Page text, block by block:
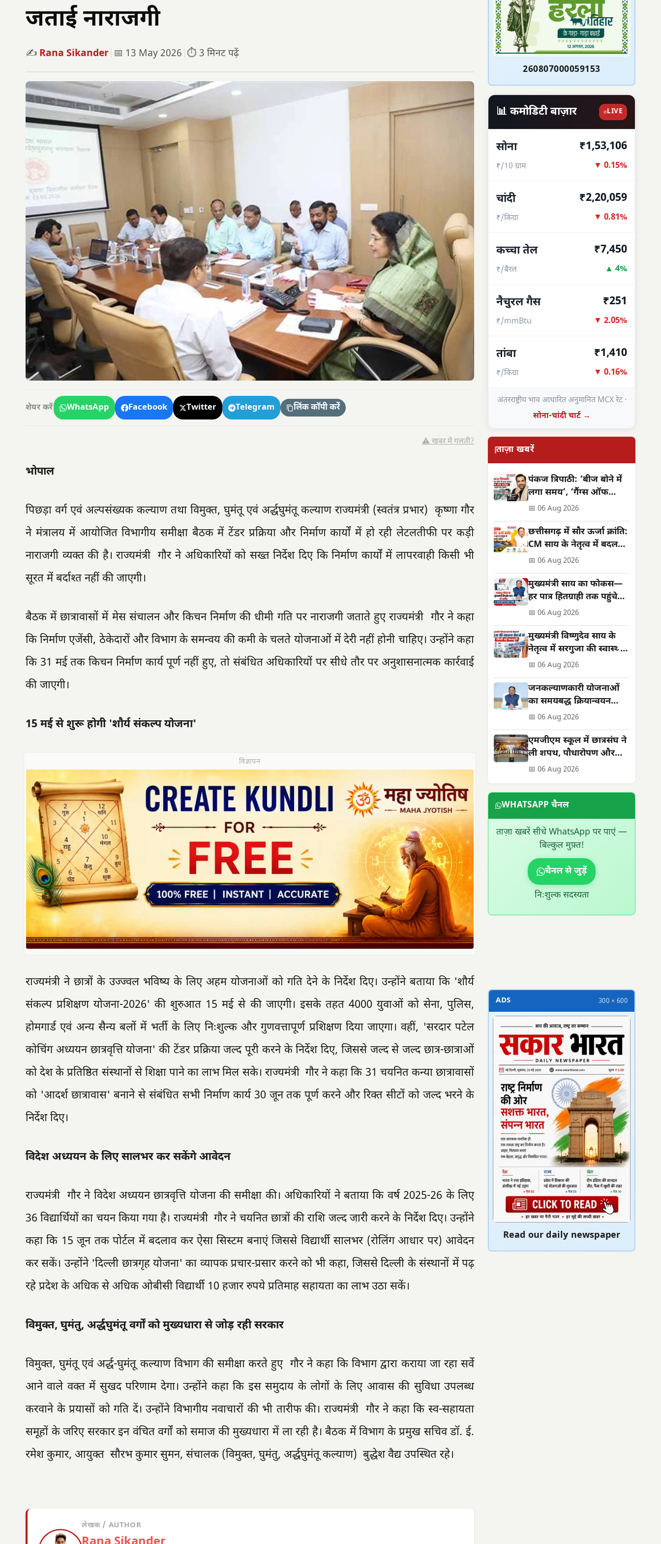
जताई नाराजगी
✍️ Rana Sikander 📅 13 May 2026 ⏱️ 3 मिनट पढ़ें
शेयर करें WhatsApp Facebook Twitter Telegram लिंक कॉपी करें
⚠️ खबर में गलती?
भोपाल
पिछड़ा वर्ग एवं अल्पसंख्यक कल्याण तथा विमुक्त, घुमंतू एवं अर्द्धघुमंतू कल्याण राज्यमंत्री (स्वतंत्र प्रभार) कृष्णा गौर
ने मंत्रालय में आयोजित विभागीय समीक्षा बैठक में टेंडर प्रक्रिया और निर्माण कार्यों में हो रही लेटलतीफी पर कड़ी
नाराजगी व्यक्त की है। राज्यमंत्री गौर ने अधिकारियों को सख्त निर्देश दिए कि निर्माण कार्यों में लापरवाही किसी भी
सूरत में बर्दाश्त नहीं की जाएगी।
बैठक में छात्रावासों में मेस संचालन और किचन निर्माण की धीमी गति पर नाराजगी जताते हुए राज्यमंत्री गौर ने कहा
कि निर्माण एजेंसी, ठेकेदारों और विभाग के समन्वय की कमी के चलते योजनाओं में देरी नहीं होनी चाहिए। उन्होंने कहा
कि 31 मई तक किचन निर्माण कार्य पूर्ण नहीं हुए, तो संबंधित अधिकारियों पर सीधे तौर पर अनुशासनात्मक कार्रवाई
की जाएगी।
15 मई से शुरू होगी 'शौर्य संकल्प योजना'
विज्ञापन
राज्यमंत्री ने छात्रों के उज्ज्वल भविष्य के लिए अहम योजनाओं को गति देने के निर्देश दिए। उन्होंने बताया कि 'शौर्य
संकल्प प्रशिक्षण योजना-2026' की शुरुआत 15 मई से की जाएगी। इसके तहत 4000 युवाओं को सेना, पुलिस,
होमगार्ड एवं अन्य सैन्य बलों में भर्ती के लिए निःशुल्क और गुणवत्तापूर्ण प्रशिक्षण दिया जाएगा। वहीं, 'सरदार पटेल
कोचिंग अध्ययन छात्रवृत्ति योजना' की टेंडर प्रक्रिया जल्द पूरी करने के निर्देश दिए, जिससे जल्द से जल्द छात्र-छात्राओं
को देश के प्रतिष्ठित संस्थानों से शिक्षा पाने का लाभ मिल सके। राज्यमंत्री गौर ने कहा कि 31 चयनित कन्या छात्रावासों
को 'आदर्श छात्रावास' बनाने से संबंधित सभी निर्माण कार्य 30 जून तक पूर्ण करने और रिक्त सीटों को जल्द भरने के
निर्देश दिए।
विदेश अध्ययन के लिए सालभर कर सकेंगे आवेदन
राज्यमंत्री गौर ने विदेश अध्ययन छात्रवृत्ति योजना की समीक्षा की। अधिकारियों ने बताया कि वर्ष 2025-26 के लिए
36 विद्यार्थियों का चयन किया गया है। राज्यमंत्री गौर ने चयनित छात्रों की राशि जल्द जारी करने के निर्देश दिए। उन्होंने
कहा कि 15 जून तक पोर्टल में बदलाव कर ऐसा सिस्टम बनाएं जिससे विद्यार्थी सालभर (रोलिंग आधार पर) आवेदन
कर सकें। उन्होंने 'दिल्ली छात्रगृह योजना' का व्यापक प्रचार-प्रसार करने को भी कहा, जिससे दिल्ली के संस्थानों में पढ़
रहे प्रदेश के अधिक से अधिक ओबीसी विद्यार्थी 10 हजार रुपये प्रतिमाह सहायता का लाभ उठा सकें।
विमुक्त, घुमंतु, अर्द्धघुमंतू वर्गों को मुख्यधारा से जोड़ रही सरकार
विमुक्त, घुमंतू एवं अर्द्ध-घुमंतू कल्याण विभाग की समीक्षा करते हुए गौर ने कहा कि विभाग द्वारा कराया जा रहा सर्वे
आने वाले वक्त में सुखद परिणाम देगा। उन्होंने कहा कि इस समुदाय के लोगों के लिए आवास की सुविधा उपलब्ध
करवाने के प्रयासों को गति दें। उन्होंने विभागीय नवाचारों की भी तारीफ की। राज्यमंत्री गौर ने कहा कि स्व-सहायता
समूहों के जरिए सरकार इन वंचित वर्गों को समाज की मुख्यधारा में ला रही है। बैठक में विभाग के प्रमुख सचिव डॉ. ई.
रमेश कुमार, आयुक्त सौरभ कुमार सुमन, संचालक (विमुक्त, घुमंतु, अर्द्धघुमंतू कल्याण) बुद्धेश वैद्य उपस्थित रहे।
लेखक / AUTHOR
260807000059153
📊 कमोडिटी बाज़ार LIVE
सोना
₹/10 ग्राम
₹1,53,106
▼ 0.15%
चांदी
₹/किग्रा
₹2,20,059
▼ 0.81%
कच्चा तेल
₹/बैरल
₹7,450
▲ 4%
नैचुरल गैस
₹/mmBtu
₹251
▼ 2.05%
तांबा
₹/किग्रा
₹1,410
▼ 0.16%
अंतरराष्ट्रीय भाव आधारित अनुमानित MCX रेट ·
सोना-चांदी चार्ट →
ताज़ा खबरें
पंकज त्रिपाठी: ‘बीज बोने में
लगा समय’, ‘गैंग्स ऑफ
वासेपुर’ से पहले का सफर
📅 06 Aug 2026
छत्तीसगढ़ में सौर ऊर्जा क्रांति:
CM साय के नेतृत्व में बदलती
तस्वीर
📅 06 Aug 2026
मुख्यमंत्री साय का फोकस—
हर पात्र हितग्राही तक पहुंचे
शासन की योजनाओं का लाभ
📅 06 Aug 2026
मुख्यमंत्री विष्णुदेव साय के
नेतृत्व में सरगुजा की स्वास्थ्य
सेवाओं को मिली नई मजबूती
📅 06 Aug 2026
जनकल्याणकारी योजनाओं
का समयबद्ध क्रियान्वयन
सुनिश्चित करें : मुख्यमंत्री
विष्णुदेव साय
📅 06 Aug 2026
एमजीएम स्कूल में छात्रसंघ ने
ली शपथ, पौधारोपण और
सड़क सुरक्षा का दिया संदेश
📅 06 Aug 2026
WHATSAPP चैनल
ताज़ा खबरें सीधे WhatsApp पर पाएं —
बिल्कुल मुफ़्त!
चैनल से जुड़ें
निःशुल्क सदस्यता
ADS 300 × 600
Read our daily newspaper